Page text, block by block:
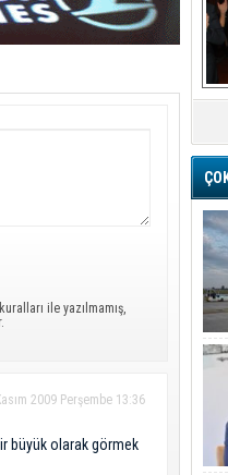
ile yazılmamış,
2009 Perşembe 13:36
büyük olarak görmek